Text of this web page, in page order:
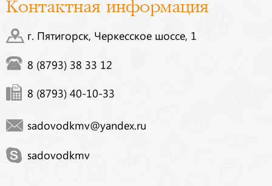
Контактная информация
г. Пятигорск, Черкесское шоссе, 1
8 (8793) 38 33 12
8 (8793) 40-10-33
sadovodkmv@yandex.ru
sadovodkmv